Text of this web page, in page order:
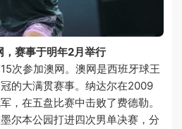
赛事于明年2月举行
次参加澳网。澳网是西班牙球王
的大满贯赛事。纳达尔在2009
，在五盘比赛中击败了费德勒。
尔本公园打进四次男单决赛，分